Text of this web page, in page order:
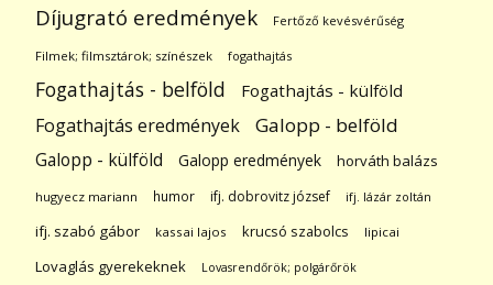
Díjugrató eredmények Fertőző kevésvérűség
Filmek; filmsztárok; színészek fogathajtás
Fogathajtás - belföld Fogathajtás - külföld
Fogathajtás eredmények Galopp - belföld
Galopp - külföld Galopp eredmények horváth balázs
hugyecz mariann humor ifj. dobrovitz józsef ifj. lázár zoltán
ifj. szabó gábor kassai lajos krucsó szabolcs lipicai
Lovaglás gyerekeknek Lovasrendőrök; polgárőrök